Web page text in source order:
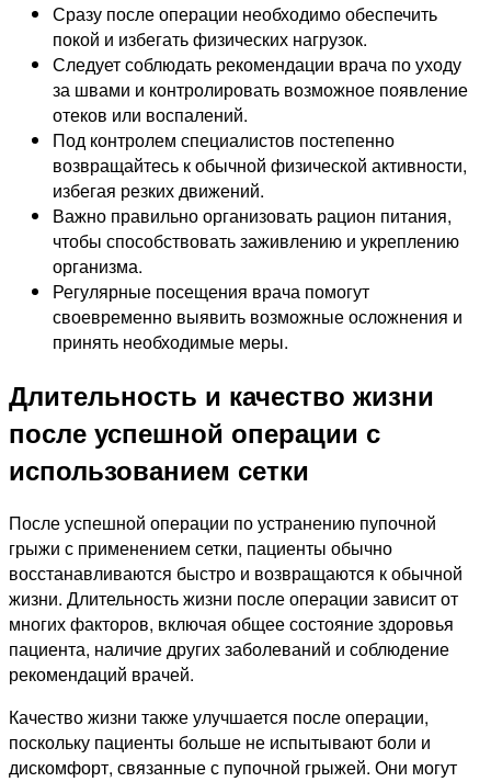
Сразу после операции необходимо обеспечить
покой и избегать физических нагрузок.
Следует соблюдать рекомендации врача по уходу
за швами и контролировать возможное появление
отеков или воспалений.
Под контролем специалистов постепенно
возвращайтесь к обычной физической активности,
избегая резких движений.
Важно правильно организовать рацион питания,
чтобы способствовать заживлению и укреплению
организма.
Регулярные посещения врача помогут
своевременно выявить возможные осложнения и
принять необходимые меры.
Длительность и качество жизни
после успешной операции с
использованием сетки
После успешной операции по устранению пупочной
грыжи с применением сетки, пациенты обычно
восстанавливаются быстро и возвращаются к обычной
жизни. Длительность жизни после операции зависит от
многих факторов, включая общее состояние здоровья
пациента, наличие других заболеваний и соблюдение
рекомендаций врачей.
Качество жизни также улучшается после операции,
поскольку пациенты больше не испытывают боли и
дискомфорт, связанные с пупочной грыжей. Они могут